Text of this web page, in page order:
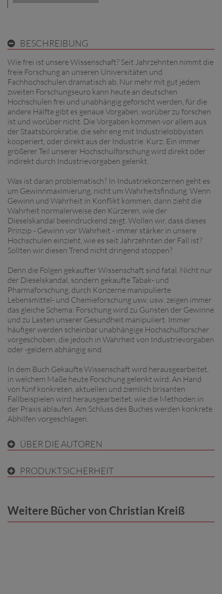
BESCHREIBUNG
Wie frei ist unsere Wissenschaft? Seit Jahrzehnten nimmt die
freie Forschung an unseren Universitäten und
Fachhochschulen dramatisch ab. Nur mehr mit gut jedem
zweiten Forschungseuro kann heute an deutschen
Hochschulen frei und unabhängig geforscht werden, für die
andere Hälfte gibt es genaue Vorgaben, worüber zu forschen
ist und worüber nicht. Die Vorgaben kommen vor allem aus
der Staatsbürokratie, die sehr eng mit Industrielobbyisten
kooperiert, oder direkt aus der Industrie. Kurz: Ein immer
größerer Teil unserer Hochschulforschung wird direkt oder
indirekt durch Industrievorgaben gelenkt.
Was ist daran problematisch? In Industriekonzernen geht es
um Gewinnmaximierung, nicht um Wahrheitsfindung. Wenn
Gewinn und Wahrheit in Konflikt kommen, dann zieht die
Wahrheit normalerweise den Kürzeren, wie der
Dieselskandal beeindruckend zeigt. Wollen wir, dass dieses
Prinzip - Gewinn vor Wahrheit - immer stärker in unsere
Hochschulen einzieht, wie es seit Jahrzehnten der Fall ist?
Sollten wir diesen Trend nicht dringend stoppen?
Denn die Folgen gekaufter Wissenschaft sind fatal. Nicht nur
der Dieselskandal, sondern gekaufte Tabak- und
Pharmaforschung, durch Konzerne manipulierte
Lebensmittel- und Chemieforschung usw. usw. zeigen immer
das gleiche Schema: Forschung wird zu Gunsten der Gewinne
und zu Lasten unserer Gesundheit manipuliert. Immer
häufiger werden scheinbar unabhängige Hochschulforscher
vorgeschoben, die jedoch in Wahrheit von Industrievorgaben
oder -geldern abhängig sind.
In dem Buch Gekaufte Wissenschaft wird herausgearbeitet,
in welchem Maße heute Forschung gelenkt wird. An Hand
von fünf konkreten, aktuellen und ziemlich brisanten
Fallbeispielen wird herausgearbeitet, wie die Methoden in
der Praxis ablaufen. Am Schluss des Buches werden konkrete
Abhilfen vorgeschlagen.
ÜBER DIE AUTOREN
PRODUKTSICHERHEIT
Weitere Bücher von Christian Kreiß